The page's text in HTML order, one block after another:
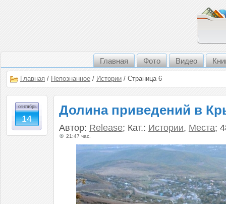
Главная Фото Видео
Главная / Непознанное / Истории / Страница 6
сентябрь
14
Долина приведений в
Автор: Release; Кат.: Истории, Места;
21:47 час.